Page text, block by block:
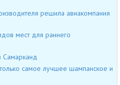
решила авиакомпания
мест для раннего
Самарканд
самое лучшее шампанское и